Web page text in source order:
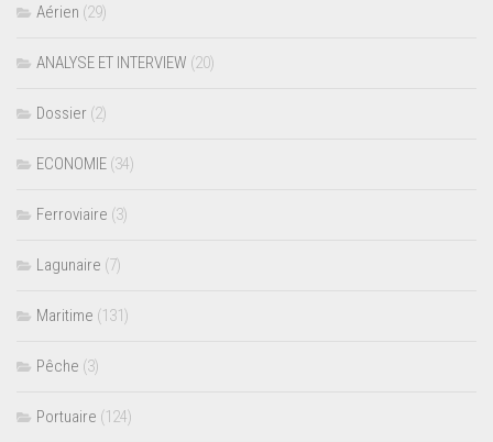
Aérien (29)
ANALYSE ET INTERVIEW (20)
Dossier (2)
ECONOMIE (34)
Ferroviaire (3)
Lagunaire (7)
Maritime (131)
Pêche (3)
Portuaire (124)